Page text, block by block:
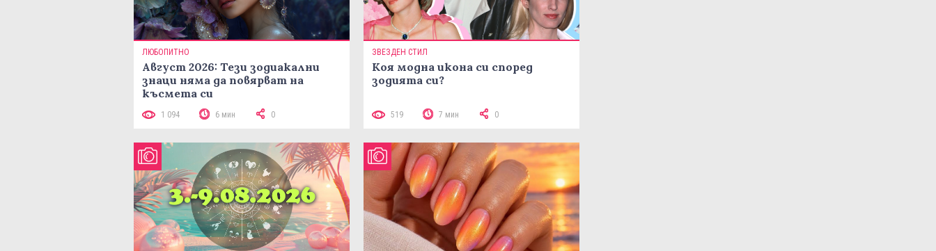
ЛЮБОПИТНО
Август 2026: Тези зодиакални
знаци няма да повярват на
късмета си
1 094 6 мин 0
ЗВЕЗДЕН СТИЛ
Коя модна икона си според
зодията си?
519 7 мин 0